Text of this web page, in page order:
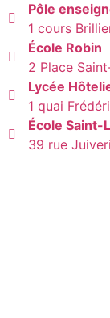
Pôle
1 cours
École Robin
2 Place
Lycée
1 quai
École Saint-
39 rue